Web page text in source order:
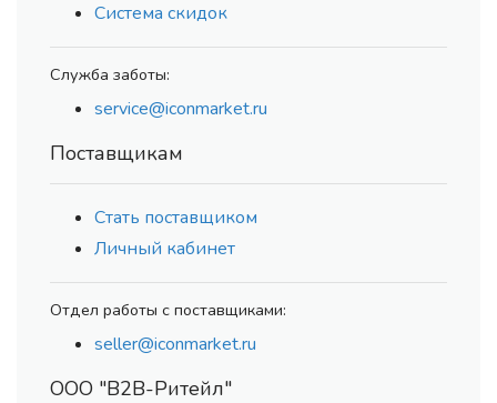
Система скидок
Служба заботы:
service@iconmarket.ru
Поставщикам
Стать поставщиком
Личный кабинет
Отдел работы с поставщиками:
seller@iconmarket.ru
ООО "В2В-Ритейл"